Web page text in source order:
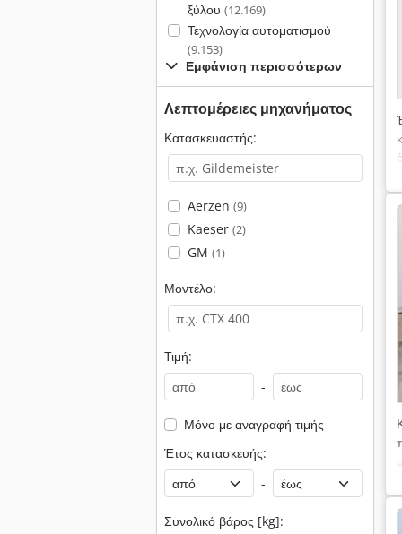
ξύλου (12.169)
Τεχνολογία αυτοματισμού
(9.153)
Εμφάνιση περισσότερων
Λεπτομέρειες μηχανήματος
Κατασκευαστής:
Aerzen (9)
Kaeser (2)
GM (1)
Μοντέλο:
Τιμή:
-
Μόνο με αναγραφή τιμής
Έτος κατασκευής:
-
Συνολικό βάρος [kg]: